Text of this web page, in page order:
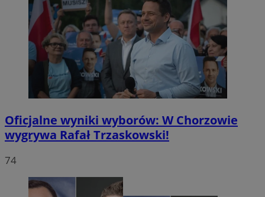
Oficjalne wyniki wyborów: W Chorzowie
wygrywa Rafał Trzaskowski!
74